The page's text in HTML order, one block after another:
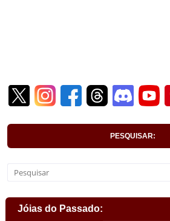
PESQUISAR:
Jóias do Passado: